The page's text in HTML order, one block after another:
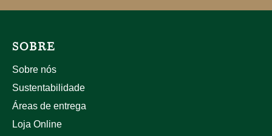
SOBRE
Sobre nós
Sustentabilidade
Áreas de entrega
Loja Online